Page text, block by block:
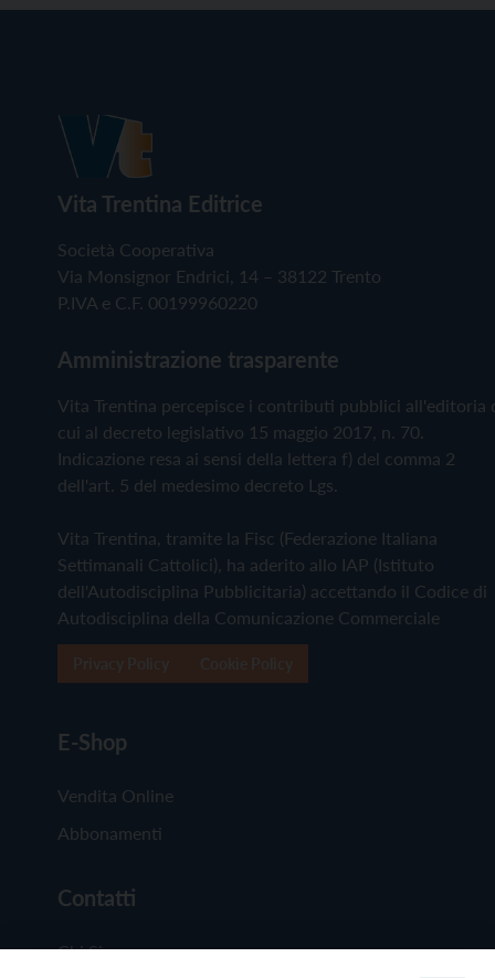
Vita Trentina Editrice
Società Cooperativa
Via Monsignor Endrici, 14 – 38122 Trento
P.IVA e C.F. 00199960220
Amministrazione trasparente
Vita Trentina percepisce i contributi pubblici all'editoria
cui al decreto legislativo 15 maggio 2017, n. 70.
Indicazione resa ai sensi della lettera f) del comma 2
dell'art. 5 del medesimo decreto Lgs.
Vita Trentina, tramite la Fisc (Federazione Italiana
Settimanali Cattolici), ha aderito allo IAP (Istituto
dell'Autodisciplina Pubblicitaria) accettando il Codice di
Autodisciplina della Comunicazione Commerciale
E-Shop
Vendita Online
Abbonamenti
Contatti
Chi Siamo